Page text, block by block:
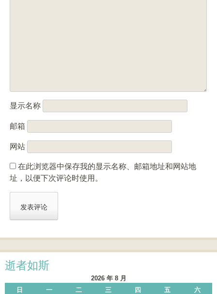
显示名称
邮箱
网站
在此浏览器中保存我的显示名称、邮箱地址和网站地
址，以便下次评论时使用。
逝者如斯
2026 年 8 月
日
一 二 三 四 五
六